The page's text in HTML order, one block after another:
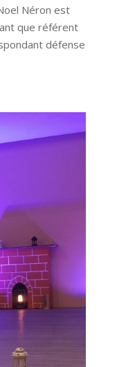
Néron est
que référent
défense